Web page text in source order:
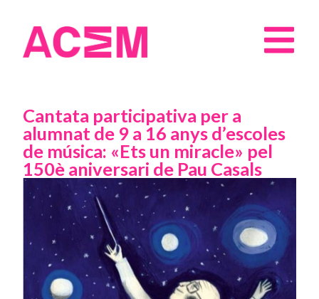
Cantata participativa per a
alumnat de 9 a 16 anys d’escoles
de música: «Ets un miracle» pel
150è aniversari de Pau Casals